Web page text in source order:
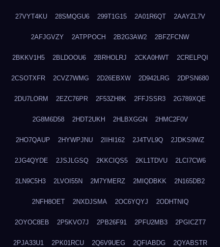
27VYT4KU 28SMQGU6 299T1G15 2A01R6QT 2AAYZL7V
2AFJGVZY 2ATPPOCH 2B2G3AW2 2BFZFCNW
2BKKV1H5 2BLDOOU6 2BRHOLRJ 2CKA0HWT 2CRELPQI
2CSOTXFR 2CVZ7WMG 2D26EBXW 2D942LRG 2DPSN680
2DU7LORM 2EZC76PR 2F53ZH8K 2FFJSSR3 2G789XQE
2G8M6D58 2HDT2UKH 2HLBXGGN 2HMC2F0V
2HO7QAUP 2HYWPJNU 2IIHI162 2J4TVL9Q 2JDKS9WZ
2JG4QYDE 2JSJLGSQ 2KKCIQS5 2KL1TDVU 2LCI7CW6
2LN9C5H3 2LVOI55N 2M7YMERZ 2MIQDBKK 2N165DB2
2NFH8OET 2NXDJSMA 2OC6YQYJ 2ODHTNIQ
2OYOC8EB 2P5KVO7J 2PB26F91 2PFU2MB3 2PGICZT7
2PJA33U1 2PK01RCU 2Q6V9UEG 2QFIABDG 2QYABSTR